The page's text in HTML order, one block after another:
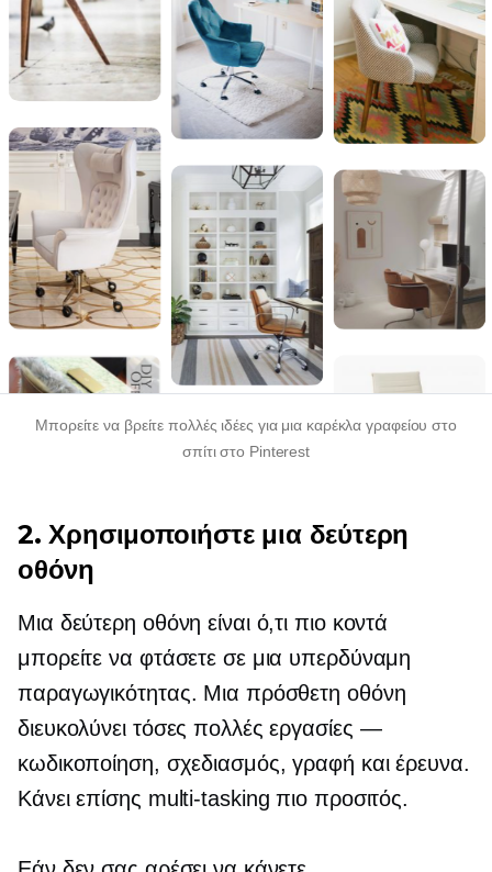
Μπορείτε να βρείτε πολλές ιδέες για μια καρέκλα γραφείου στο
σπίτι στο Pinterest
2. Χρησιμοποιήστε μια δεύτερη
οθόνη
Μια δεύτερη οθόνη είναι ό,τι πιο κοντά
μπορείτε να φτάσετε σε μια υπερδύναμη
παραγωγικότητας. Μια πρόσθετη οθόνη
διευκολύνει τόσες πολλές εργασίες —
κωδικοποίηση, σχεδιασμός, γραφή και έρευνα.
Κάνει επίσης multi-tasking πιο προσιτός.